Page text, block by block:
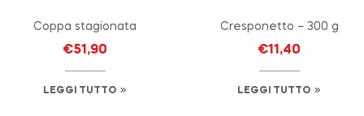
Coppa stagionata
€51,90
LEGGI TUTTO
Cresponetto – 300 g
€11,40
LEGGI TUTTO